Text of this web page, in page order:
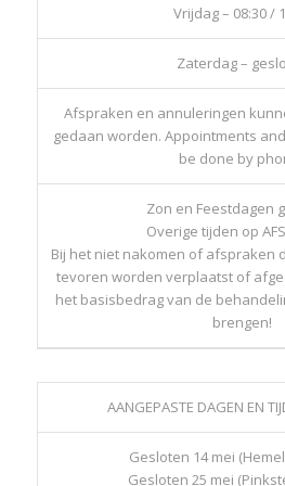
Vrijdag – 08:30 /
Zaterdag –
Afspraken en annuleringen
gedaan worden. Appointments
be done by
Zon en Feestdagen
Overige tijden op
Bij het niet nakomen of afspraken
tevoren worden verplaatst of
het basisbedrag van de
brengen!
AANGEPASTE DAGEN EN
Gesloten 14 mei
Gesloten 25 mei